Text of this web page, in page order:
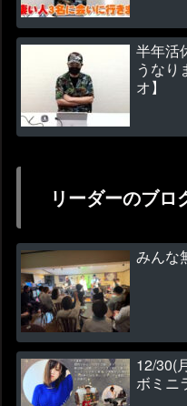
半年活
うなり
オ】
リーダーのブロ
みんな
12/30(
ボミニ